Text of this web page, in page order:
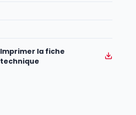
Imprimer la fiche
technique